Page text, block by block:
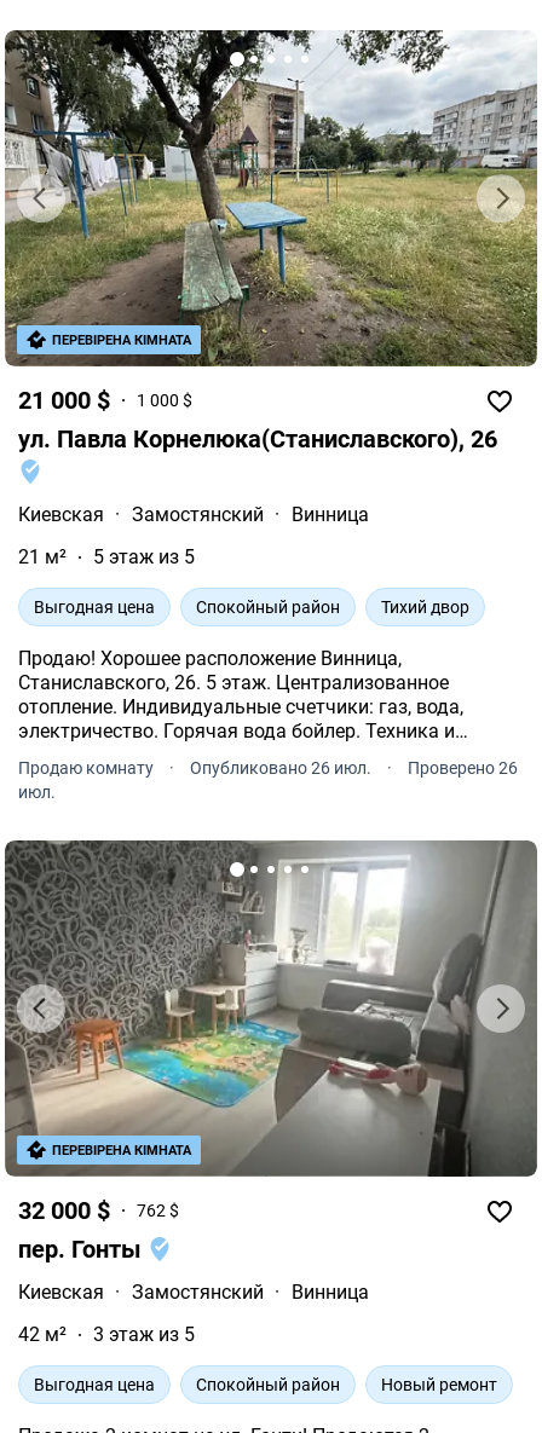
21 000 $ 1 000 $
ул. Павла Корнелюка(Станиславского), 26
Киевская · Замостянский ·
Винница
21 м²
5 этаж из 5
Выгодная цена Спокойный район Тихий двор
Продаю! Хорошее расположение Винница,
Станиславского, 26. 5 этаж. Централизованное
отопление. Индивидуальные счетчики: газ, вода,
электричество. Горячая вода бойлер. Техника и
21 кв.м. Жилая площадь 14 кв.м. Санузел раздельный.
С большим балконом.
Продаю комнату · Опубликовано 26 июл. ·
Проверено 26
июл.
ПЕРЕВІРЕНА КІМНАТА
32 000 $ 762 $
пер. Гонты
Киевская · Замостянский ·
Винница
42 м²
3 этаж из 5
Выгодная цена Спокойный район Новый ремонт
ПЕРЕВІРЕНА КІМНАТА